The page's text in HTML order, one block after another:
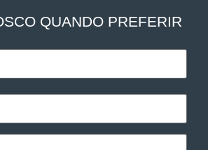
QUANDO PREFERIR